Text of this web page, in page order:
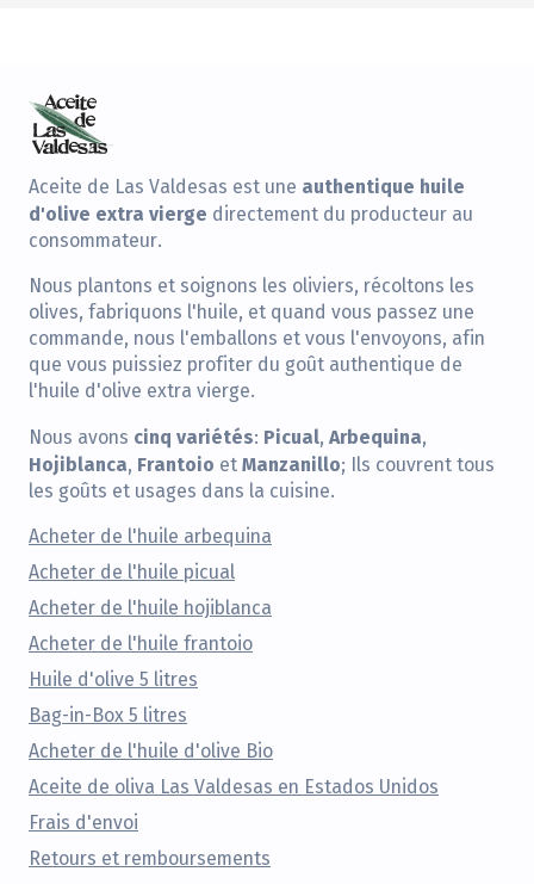
Aceite de Las Valdesas est une authentique huile
d'olive extra vierge directement du producteur au
consommateur.
Nous plantons et soignons les oliviers, récoltons les
olives, fabriquons l'huile, et quand vous passez une
commande, nous l'emballons et vous l'envoyons, afin
que vous puissiez profiter du goût authentique de
l'huile d'olive extra vierge.
Nous avons cinq variétés: Picual, Arbequina,
Hojiblanca, Frantoio etManzanillo; Ils couvrent tous
les goûts et usages dans la cuisine.
Acheter de l'huile arbequina
Acheter de l'huile picual
Acheter de l'huile hojiblanca
Acheter de l'huile frantoio
Huile d'olive 5 litres
Bag-in-Box 5 litres
Acheter de l'huile d'olive Bio
Aceite de oliva Las Valdesas en Estados Unidos
Frais d'envoi
Retours et remboursements